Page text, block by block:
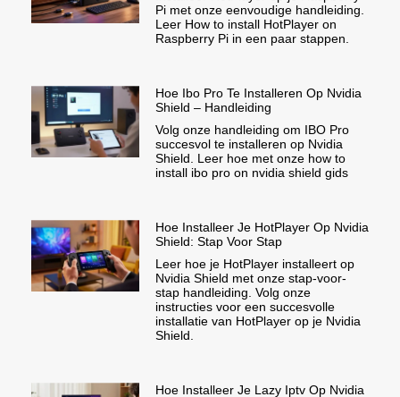
Pi met onze eenvoudige handleiding.
Leer How to install HotPlayer on
Raspberry Pi in een paar stappen.
Hoe Ibo Pro Te Installeren Op Nvidia
Shield – Handleiding
Volg onze handleiding om IBO Pro
succesvol te installeren op Nvidia
Shield. Leer hoe met onze how to
install ibo pro on nvidia shield gids
Hoe Installeer Je HotPlayer Op Nvidia
Shield: Stap Voor Stap
Leer hoe je HotPlayer installeert op
Nvidia Shield met onze stap-voor-
stap handleiding. Volg onze
instructies voor een succesvolle
installatie van HotPlayer op je Nvidia
Shield.
Hoe Installeer Je Lazy Iptv Op Nvidia